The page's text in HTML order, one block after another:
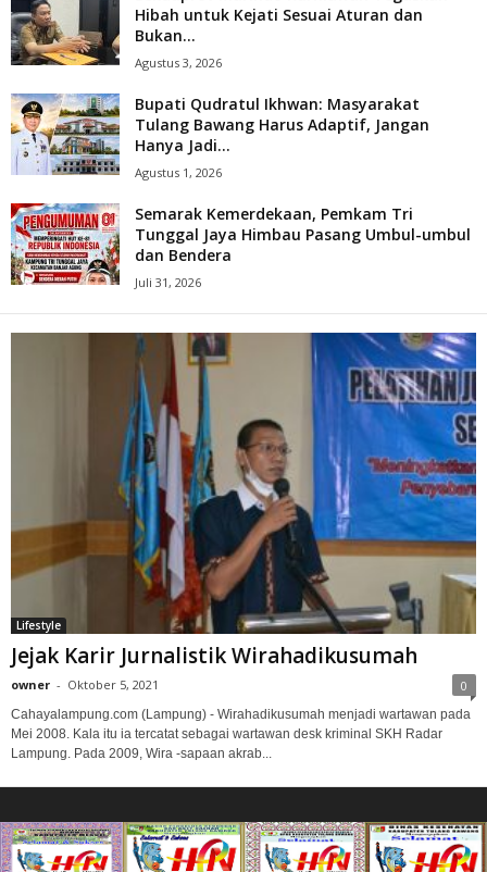
Hibah untuk Kejati Sesuai Aturan dan
Bukan...
Agustus 3, 2026
Bupati Qudratul Ikhwan: Masyarakat
Tulang Bawang Harus Adaptif, Jangan
Hanya Jadi...
Agustus 1, 2026
Semarak Kemerdekaan, Pemkam Tri
Tunggal Jaya Himbau Pasang Umbul-umbul
dan Bendera
Juli 31, 2026
Lifestyle
Jejak Karir Jurnalistik Wirahadikusumah
owner - Oktober 5, 2021 0
Cahayalampung.com (Lampung) - Wirahadikusumah menjadi wartawan pada
Mei 2008. Kala itu ia tercatat sebagai wartawan desk kriminal SKH Radar
Lampung. Pada 2009, Wira -sapaan akrab...